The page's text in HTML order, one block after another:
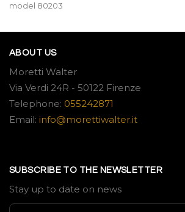
model 80203
ABOUT US
Moretti Walter
Via Verdi 24R - 50122 Firenze
Telephone: 055242871
Email: info@morettiwalter.it
SUBSCRIBE TO THE NEWSLETTER
Stay up to date on news